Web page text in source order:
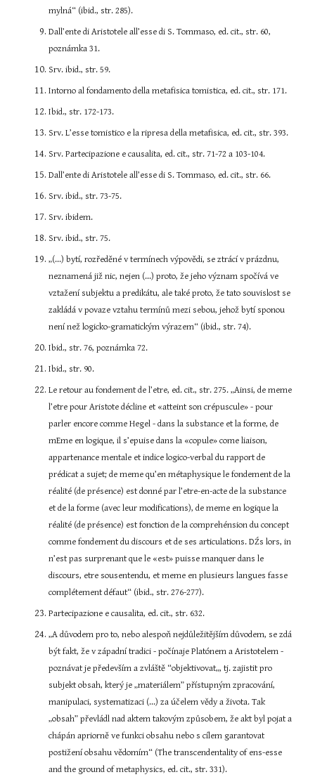
mylná“ (ibid., str. 285).
Dall’ente di Aristotele all’esse di S. Tommaso, ed. cit., str. 60,
poznámka 31.
Srv. ibid., str. 59.
Intorno al fondamento della metafisica tomistica, ed. cit., str. 171.
Ibid., str. 172-173.
Srv. L’esse tomistico e la ripresa della metafisica, ed. cit., str. 393.
Srv. Partecipazione e causalita, ed. cit., str. 71-72 a 103-104.
Dall’ente di Aristotele all’esse di S. Tommaso, ed. cit., str. 66.
Srv. ibid., str. 73-75.
Srv. ibidem.
Srv. ibid., str. 75.
„(...) bytí, rozředěné v termínech výpovědi, se ztrácí v prázdnu,
neznamená již nic, nejen (...) proto, že jeho význam spočívá ve
vztažení subjektu a predikátu, ale také proto, že tato souvislost se
zakládá v povaze vztahu termínů mezi sebou, jehož bytí sponou
není než logicko-gramatickým výrazem“ (ibid., str. 74).
Ibid., str. 76, poznámka 72.
Ibid., str. 90.
Le retour au fondement de l’etre, ed. cit., str. 275. „Ainsi, de meme
l’etre pour Aristote décline et «atteint son crépuscule» - pour
parler encore comme Hegel - dans la substance et la forme, de
mEme en logique, il s’epuise dans la «copule» come liaison,
appartenance mentale et indice logico-verbal du rapport de
prédicat a sujet; de meme qu’en métaphysique le fondement de la
réalité (de présence) est donné par l’etre-en-acte de la substance
et de la forme (avec leur modifications), de meme en logique la
réalité (de présence) est fonction de la comprehénsion du concept
comme fondement du discours et de ses articulations. DŹs lors, in
n’est pas surprenant que le «est» puisse manquer dans le
discours, etre sousentendu, et meme en plusieurs langues fasse
complétement défaut“ (ibid., str. 276-277).
Partecipazione e causalita, ed. cit., str. 632.
„A důvodem pro to, nebo alespoň nejdůležitějším důvodem, se zdá
být fakt, že v západní tradici - počínaje Platónem a Aristotelem -
poznávat je především a zvláště “objektivovat„, tj. zajistit pro
subjekt obsah, který je „materiálem” přístupným zpracování,
manipulaci, systematizaci (...) za účelem vědy a života. Tak
„obsah” převládl nad aktem takovým způsobem, že akt byl pojat a
chápán apriorně ve funkci obsahu nebo s cílem garantovat
postižení obsahu vědomím“ (The transcendentality of ens-esse
and the ground of metaphysics, ed. cit., str. 331).